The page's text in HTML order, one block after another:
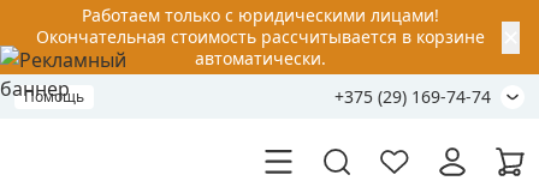
Работаем только с юридическими лицами!
Окончательная стоимость рассчитывается в корзине
автоматически.
Помощь +375 (29) 169-74-74